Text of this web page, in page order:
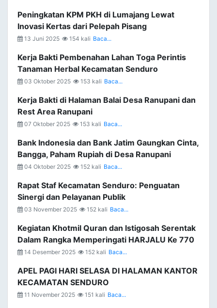
Peningkatan KPM PKH di Lumajang Lewat
Inovasi Kertas dari Pelepah Pisang
13 Juni 2025 154 kali Baca...
Kerja Bakti Pembenahan Lahan Toga Perintis
Tanaman Herbal Kecamatan Senduro
03 Oktober 2025 153 kali Baca...
Kerja Bakti di Halaman Balai Desa Ranupani dan
Rest Area Ranupani
07 Oktober 2025 153 kali Baca...
Bank Indonesia dan Bank Jatim Gaungkan Cinta,
Bangga, Paham Rupiah di Desa Ranupani
04 Oktober 2025 152 kali Baca...
Rapat Staf Kecamatan Senduro: Penguatan
Sinergi dan Pelayanan Publik
03 November 2025 152 kali Baca...
Kegiatan Khotmil Quran dan Istigosah Serentak
Dalam Rangka Memperingati HARJALU Ke 770
14 Desember 2025 152 kali Baca...
APEL PAGI HARI SELASA DI HALAMAN KANTOR
KECAMATAN SENDURO
11 November 2025 151 kali Baca...